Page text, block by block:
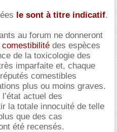
le sont à titre indicatif.
au forum ne donneront
comestibilité des espèces
de la toxicologie des
imparfaite et, chaque
comestibles
plus ou moins graves.
actuel des
la totale innocuité de telle
que des cas
été recensés.